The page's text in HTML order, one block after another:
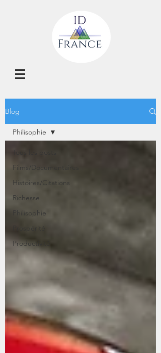
Blog
Tous les posts
Films/Documentaires
Histoires/Citations
Richesse
Philisophie
Prospérité
Productivité
Philisophie